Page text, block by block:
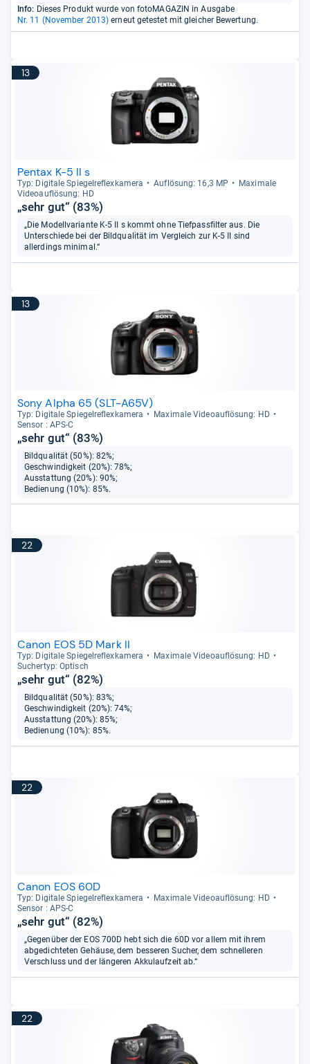
Info: Dieses Produkt wurde von fotoMAGAZIN in Ausgabe
Nr. 11 (November 2013) erneut getestet mit gleicher Bewertung.
13
Pentax K-5 II s
Typ: Digi­tale Spie­gel­re­flex­ka­mera Auf­lö­sung: 16,3 MP
Maxi­male
Videoauf­lö­sung: HD
„sehr gut“ (83%)
„Die Modellvariante K-5 II s kommt ohne Tiefpassfilter aus. Die
Unterschiede bei der Bildqualität im Vergleich zur K-5 II sind
allerdings minimal.“
13
Sony Alpha 65 (SLT-A65V)
Typ: Digi­tale Spie­gel­re­flex­ka­mera
Maxi­male Videoauf­lö­sung: HD
Sen­sor : APS-​C
„sehr gut“ (83%)
Bildqualität (50%): 82%;
Geschwindigkeit (20%): 78%;
Ausstattung (20%): 90%;
Bedienung (10%): 85%.
22
Canon EOS 5D Mark II
Typ: Digi­tale Spie­gel­re­flex­ka­mera
Maxi­male Videoauf­lö­sung: HD
Sucher­typ: Optisch
„sehr gut“ (82%)
Bildqualität (50%): 83%;
Geschwindigkeit (20%): 74%;
Ausstattung (20%): 85%;
Bedienung (10%): 85%.
22
Canon EOS 60D
Typ: Digi­tale Spie­gel­re­flex­ka­mera
Maxi­male Videoauf­lö­sung: HD
Sen­sor : APS-​C
„sehr gut“ (82%)
„Gegenüber der EOS 700D hebt sich die 60D vor allem mit ihrem
abgedichteten Gehäuse, dem besseren Sucher, dem schnelleren
Verschluss und der längeren Akkulaufzeit ab.“
22